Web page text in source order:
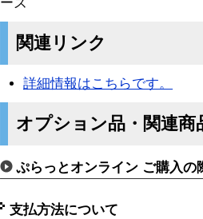
関連リンク
詳細情報はこちらです。
オプション品・関連商
ぷらっとオンライン ご購入の
支払方法について